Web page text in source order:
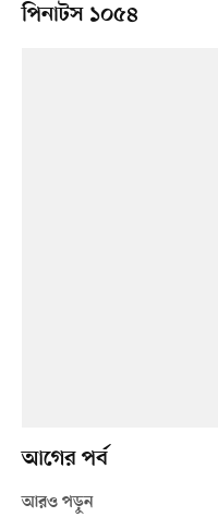
পিনাটস ১০৫৪
আগের পর্ব
আরও পড়ুন